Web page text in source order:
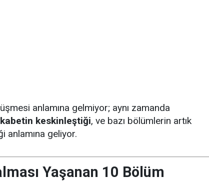
anlamına gelmiyor; aynı zamanda
keskinleştiği, ve bazı bölümlerin artık
anlamına geliyor.
Yaşanan 10 Bölüm